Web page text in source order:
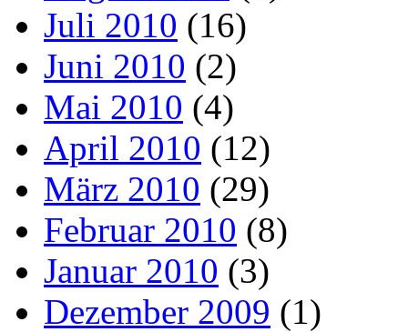
Juli 2010 (16)
Juni 2010 (2)
Mai 2010 (4)
April 2010 (12)
März 2010 (29)
Februar 2010 (8)
Januar 2010 (3)
Dezember 2009 (1)